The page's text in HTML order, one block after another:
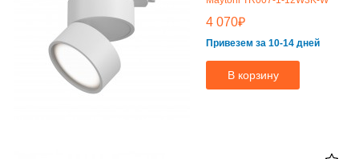
4 070₽
Привезем за 10-14 дней
В корзину